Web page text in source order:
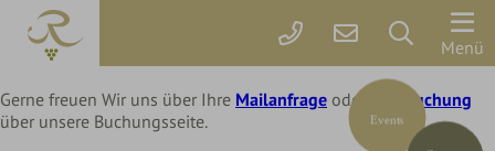
Liebe Rebstock Gäste,
wir machen eine kleine Pause im Hotel und Restaurant
bis Mittwoch, 12. August 2026
Gerne freuen Wir uns über Ihre Mailanfrage oder Ihre
Buchung
über unsere Buchungsseite.
Menü
Events
Der
Rebstock
Hier können Sie Ihre Aktionscodes